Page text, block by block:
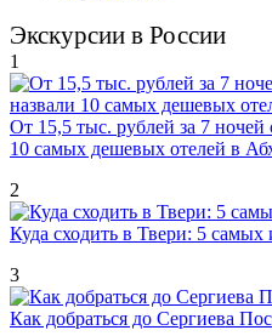
Экскурсии в России
1
От 15,5 тыс. рублей за 7 ночей
10 самых дешевых отелей в
2
Куда сходить в Твери: 5 самых
3
Как добраться до Сергиева